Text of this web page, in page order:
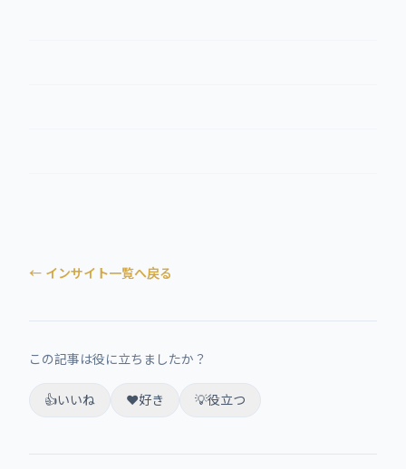
← インサイト一覧へ戻る
この記事は役に立ちましたか？
👍いいね ❤️好き 💡役立つ